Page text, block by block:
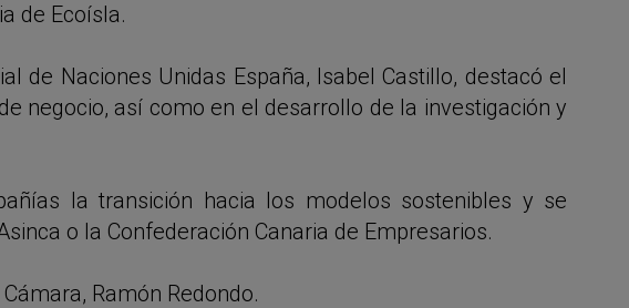
de Ecoísla.
de Naciones Unidas España, Isabel Castillo, destacó el
negocio, así como en el desarrollo de la investigación y
la transición hacia los modelos sostenibles y se
o la Confederación Canaria de Empresarios.
Ramón Redondo.